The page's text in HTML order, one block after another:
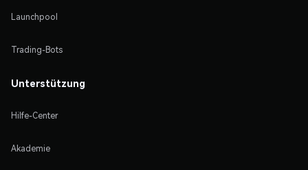
Launchpool
Trading-Bots
Unterstützung
Hilfe-Center
Akademie